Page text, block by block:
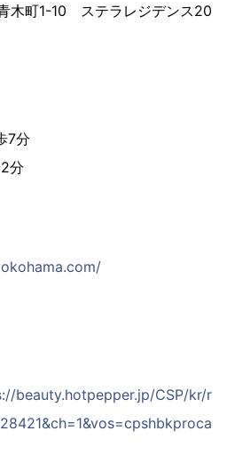
木町1-10 ステラレジデンス20
7分
分
beauty.hotpepper.jp/CSP/kr/r